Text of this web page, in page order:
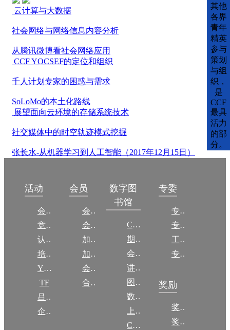
云计算与大数据
社会网络与网络信息内容分析
从腾讯微博看社会网络应用
CCF YOCSEF的定位和组织
千人计划专家的困惑与需求
SoLoMo的本土化路线
展望面向云环境的存储系统技术
社交媒体中的时空轨迹模式挖掘
张长水-从机器学习到人工智能（2017年12月15日）
活动
会议
竞赛
认证
培训
YOCSEF
TF
吕梁振兴
企智会
会员
会员简介
会员权益
加入CCF
加入CCF
会员交费
合作伙伴
数字图
书馆
CCCF
期刊
会议
讲稿
图集
数图编审委员会
上传/发布作品
CCF DL Focus
专委
专委简介
专委条例
工作问答
专委名单
奖励
奖励动态
奖励目录
其他
各界
青年
精英
参与
策划
与组
织，
是
CCF
最具
活力
的部
分。